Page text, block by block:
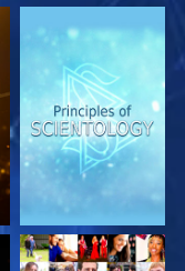
A SOROZAT
RÉSZEI